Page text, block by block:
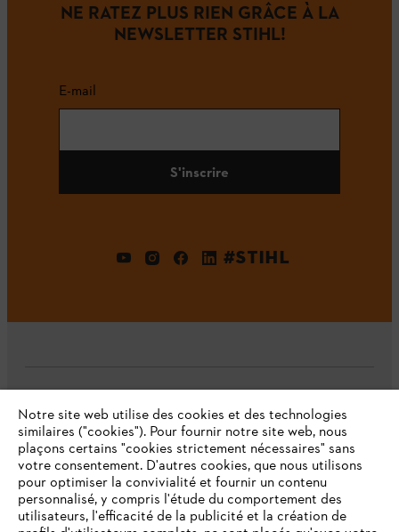
NE RATEZ PLUS RIEN GRÂCE À LA
NEWSLETTER STIHL!
E-mail
S'inscrire
#STIHL
L'Entreprise
Questions fréquentes
Notre site web utilise des cookies et des technologies
similaires ("cookies"). Pour fournir notre site web, nous
plaçons certains "cookies strictement nécessaires" sans
votre consentement. D'autres cookies, que nous utilisons
pour optimiser la convivialité et fournir un contenu
personnalisé, y compris l'étude du comportement des
utilisateurs, l'efficacité de la publicité et la création de